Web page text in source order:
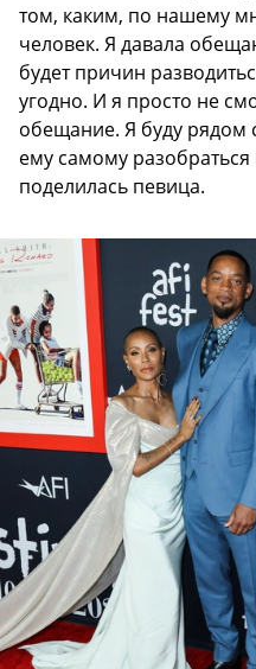
том, каким, по нашему
человек. Я давала
будет причин
угодно. И я просто не
обещание. Я буду рядом
ему самому
поделилась певица.